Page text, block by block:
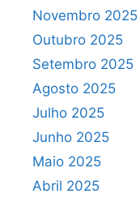
Novembro 2025
Outubro 2025
Setembro 2025
Agosto 2025
Julho 2025
Junho 2025
Maio 2025
Abril 2025